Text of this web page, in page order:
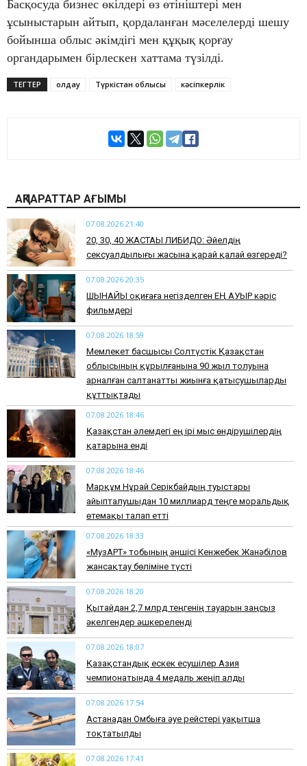
Басқосуда бизнес өкілдері өз өтініштері мен
ұсыныстарын айтып, қордаланған мәселелерді шешу
бойынша облыс әкімдігі мен құқық қорғау
органдарымен бірлескен хаттама түзілді.
ТЕГТЕР қолдау Түркістан облысы кәсіпкерлік
АҚПАРАТТАР АҒЫМЫ
07.08.2026 21:40
​20, 30, 40 ЖАСТАҒЫ ЛИБИДО: Әйелдің
сексуалдылығы жасына қарай қалай өзгереді?
07.08.2026 20:35
​ШЫНАЙЫ оқиғаға негізделген ЕҢ АУЫР кәріс
фильмдері
07.08.2026 18:59
Мемлекет басшысы Солтүстік Қазақстан
облысының құрылғанына 90 жыл толуына
арналған салтанатты жиынға қатысушыларды
құттықтады
07.08.2026 18:46
Қазақстан әлемдегі ең ірі мыс өндірушілердің
қатарына енді
07.08.2026 18:46
Марқұм Нұрай Серікбайдың туыстары
айыпталушыдан 10 миллиард теңге моральдық
өтемақы талап етті
07.08.2026 18:33
«МузАРТ» тобының әншісі Кенжебек Жанәбілов
жансақтау бөліміне түсті
07.08.2026 18:20
Қытайдан 2,7 млрд теңгенің тауарын заңсыз
әкелгендер әшкереленді
07.08.2026 18:07
Қазақстандық ескек есушілер Азия
чемпионатында 4 медаль жеңіп алды
07.08.2026 17:54
Астанадан Омбыға әуе рейстері уақытша
тоқтатылды
07.08.2026 17:41